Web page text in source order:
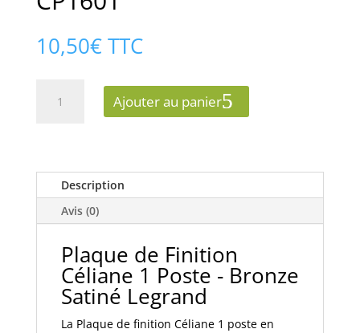
10,50€ TTC
céliane
1
poste
bronze
satiné
CP1601
Ajouter au panier
Description
Avis (0)
Plaque de Finition
Céliane 1 Poste - Bronze
Satiné Legrand
La Plaque de finition Céliane 1 poste en